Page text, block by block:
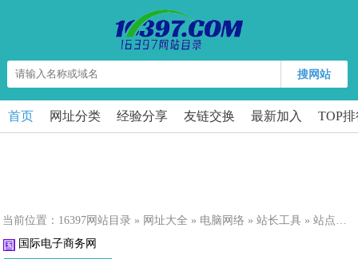
搜网站
首页 网址分类 经验分享 友链交换 最新加入 TOP
当前位置： 16397网站目录 » 网址大全 » 电脑网络 » 站长工具 » 站点详细
国际电子商务网